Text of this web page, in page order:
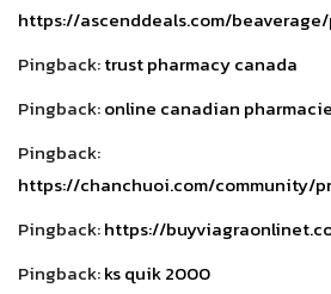
https://ascenddeals.com/
Pingback:trust pharmacy canada
Pingback:online canadian
Pingback:
https://chanchuoi.com/community/
Pingback:https://
Pingback:ks quik 2000